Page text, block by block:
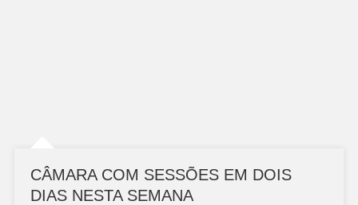
CÂMARA COM SESSÕES EM DOIS
DIAS NESTA SEMANA